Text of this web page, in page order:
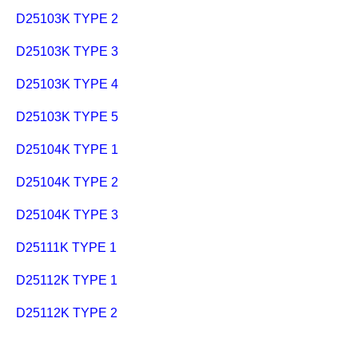
D25103K TYPE 2
D25103K TYPE 3
D25103K TYPE 4
D25103K TYPE 5
D25104K TYPE 1
D25104K TYPE 2
D25104K TYPE 3
D25111K TYPE 1
D25112K TYPE 1
D25112K TYPE 2